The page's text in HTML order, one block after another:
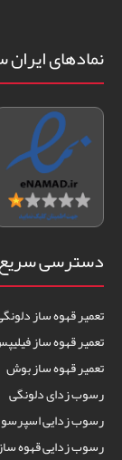
نمادهای
دسترسی
تعمیر قهوه ساز
تعمیر قهوه ساز
تعمیر قهوه ساز بوش
رسوب زدای دلونگی
رسوب زدایی
رسوب زدایی قهوه